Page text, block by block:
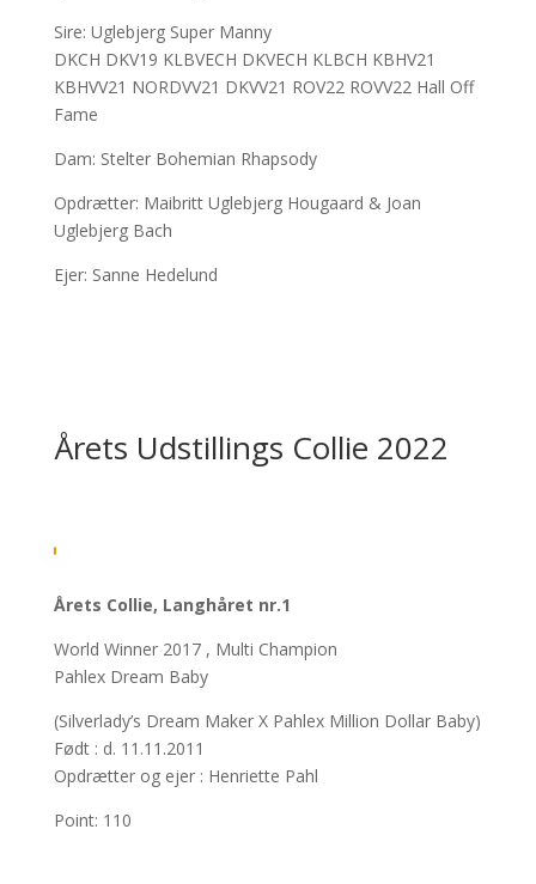
Sire: Uglebjerg Super Manny
DKCH DKV19 KLBVECH DKVECH KLBCH KBHV21
KBHVV21 NORDVV21 DKVV21 ROV22 ROVV22 Hall Off
Fame
Dam: Stelter Bohemian Rhapsody
Opdrætter: Maibritt Uglebjerg Hougaard & Joan
Uglebjerg Bach
Ejer: Sanne Hedelund
Årets Udstillings Collie 2022
Årets Collie, Langhåret nr.1
World Winner 2017 , Multi Champion
Pahlex Dream Baby
(Silverlady’s Dream Maker X Pahlex Million Dollar Baby)
Født : d. 11.11.2011
Opdrætter og ejer : Henriette Pahl
Point: 110